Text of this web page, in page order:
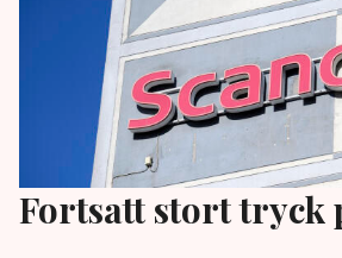
Fortsatt stort tryck